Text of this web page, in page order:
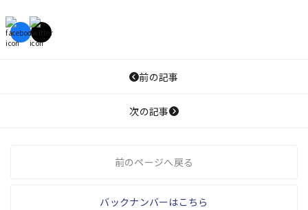
前の記事
次の記事
前のページへ戻る
バックナンバーはこちら